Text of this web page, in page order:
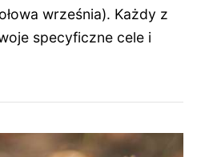
września). Każdy z
specyficzne cele i